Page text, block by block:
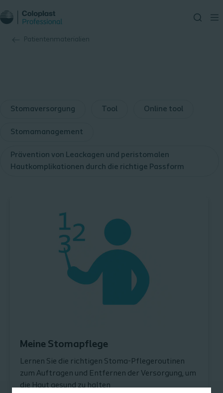
Patientenmaterialien
Stomaversorgung Tool Online tool
Stomamanagement
Prävention von Leackagen und peristomalen
Hautkomplikationen durch die richtige Passform
Meine Stomapflege
Lernen Sie die richtigen Stoma-Pflegeroutinen
zum Auftragen und Entfernen der Versorgung, um
die Haut gesund zu halten